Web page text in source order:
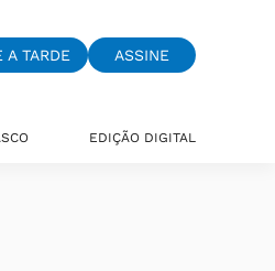
A TARDE ASSINE
EDIÇÃO DIGITAL